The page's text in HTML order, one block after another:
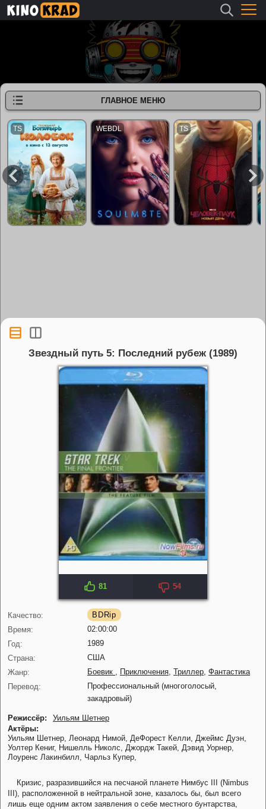
Звездный путь 5: Последний рубеж (1989)
IMDB: 5.5 KP: 6.2
81 54
Качество:
BDRip
Время:
02:00:00
Год:
1989
Страна:
США
Жанр:
Боевик Приключения Триллер Фантастика
Перевод:
Профессиональный (многоголосый,
закадровый)
Режиссёр:
Уильям Шетнер
Актёры:
Уильям Шетнер, Леонард Нимой, ДеФорест Келли, Джеймс Дуэн,
Уолтер Кениг, Нишелль Николс, Джордж Такей, Дэвид Уорнер,
Лоуренс Лакинбилл, Чарльз Купер,
Кризис, разразившийся на песчаной планете Нимбус III (Nimbus
III), расположенной в нейтральной зоне, казалось бы, был всего
лишь еще одним актом заявления о себе местного бунтарства,
ГЛАВНОЕ МЕНЮ